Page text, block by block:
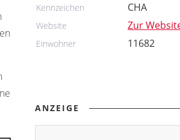
Kennzeichen CHA
Website Zur
Einwohner 11682
ANZEIGE